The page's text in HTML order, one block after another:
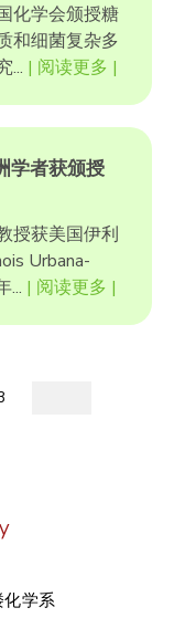
化学会颁授糖
和细菌复杂多
... | 阅读更多 |
学者获颁授
授获美国伊利
Urbana-
... | 阅读更多 |
学系